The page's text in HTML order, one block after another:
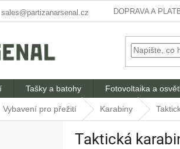
sales@partizanarsenal.cz DOPRAVA A
Tašky a batohy Fotovoltaika a
Vybavení pro přežití Karabiny
Taktická